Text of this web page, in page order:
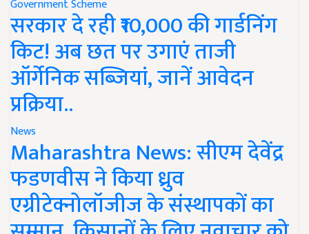
Government Scheme
सरकार दे रही ₹10,000 की गार्डनिंग
किट! अब छत पर उगाएं ताजी
ऑर्गेनिक सब्जियां, जानें आवेदन
प्रक्रिया..
News
Maharashtra News: सीएम देवेंद्र
फडणवीस ने किया ध्रुव
एग्रीटेक्नोलॉजीज के संस्थापकों का